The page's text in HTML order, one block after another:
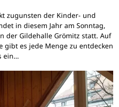
zugunsten der Kinder- und
in diesem Jahr am Sonntag,
der Gildehalle Grömitz statt. Auf
gibt es jede Menge zu entdecken
ein…